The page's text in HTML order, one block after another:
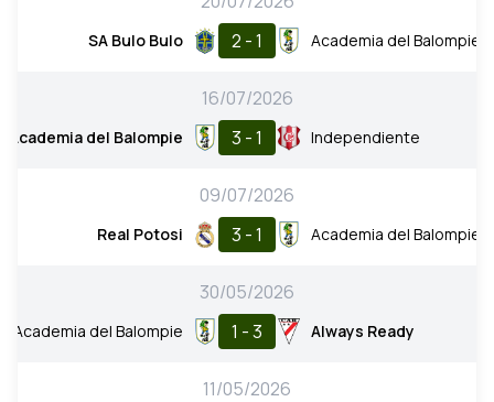
SA Bulo Bulo 2 - 1 Academia del Balompie
16/07/2026
Academia del Balompie 3 - 1 Independiente
09/07/2026
Real Potosi 3 - 1 Academia del Balompie
30/05/2026
Academia del Balompie 1 - 3 Always Ready
11/05/2026